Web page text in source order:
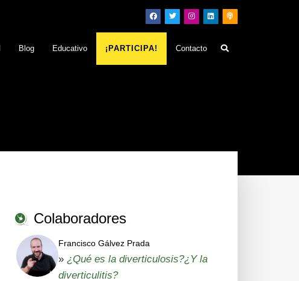
Blog Educativo ¡PARTICIPA! Contacto
Colaboradores
Francisco Gálvez Prada
» ¿Qué es la diverticulosis?¿Y la
diverticulitis?